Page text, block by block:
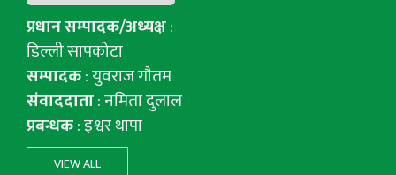
प्रधान सम्पादक/अध्यक्ष:
डिल्ली सापकोटा
सम्पादक: युवराज गाैतम
संवाददाता: नमिता दुलाल
प्रबन्धक: इश्वर थापा
VIEW ALL